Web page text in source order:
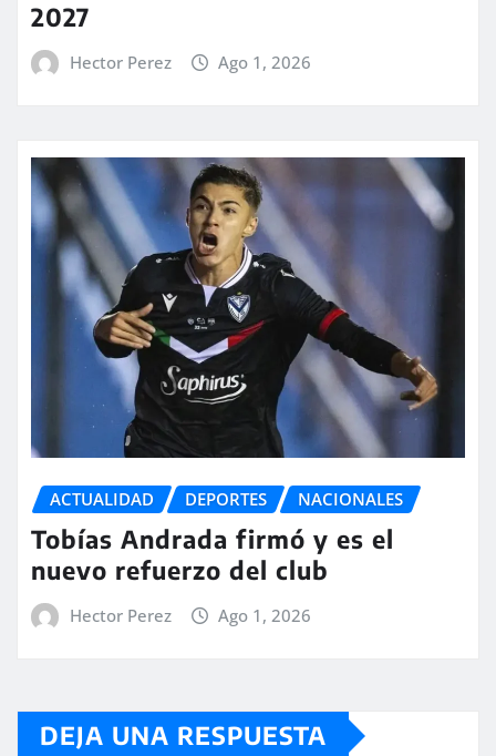
2027
Hector Perez Ago 1, 2026
ACTUALIDAD DEPORTES NACIONALES
Tobías Andrada firmó y es el
nuevo refuerzo del club
Hector Perez Ago 1, 2026
DEJA UNA RESPUESTA